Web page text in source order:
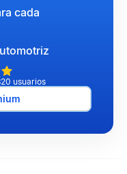
cada
usuarios